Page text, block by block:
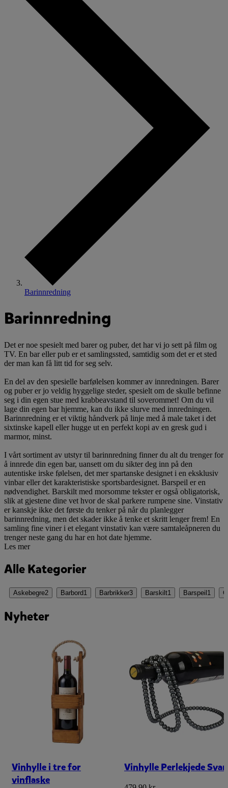
Barinnredning
Barinnredning
Det er noe spesielt med barer og puber, det har vi jo sett på film og
TV. En bar eller pub er et samlingssted, samtidig som det er et sted
der man kan få litt tid for seg selv.
En del av den spesielle barfølelsen kommer av innredningen. Barer
og puber er jo veldig hyggelige steder, spesielt om de skulle befinne
seg i din egen stue med krabbeavstand til soverommet! Om du vil
lage din egen bar hjemme, kan du ikke slurve med innredningen.
Barinnredning er et viktig håndverk på linje med å male taket i det
sixtinske kapell eller hugge ut en perfekt kopi av en gresk gud i
marmor, minst.
I vårt sortiment av utstyr til barinnredning finner du alt du trenger for
å innrede din egen bar, uansett om du sikter deg inn på den
autentiske irske følelsen, det mer spartanske designet i en eksklusiv
vinbar eller det karakteristiske sportsbardesignet. Barspeil er en
nødvendighet. Barskilt med morsomme tekster er også obligatorisk,
slik at gjestene dine vet hvor de skal parkere rumpene sine. Vinstativ
er kanskje ikke det første du tenker på når du planlegger
barinnredning, men det skader ikke å tenke et skritt lenger frem! En
samling fine viner i et elegant vinstativ kan være samtaleåpneren du
trenger neste gang du har en hot date hjemme.
Les mer
Alle Kategorier
Askebegre2 Barbord1 Barbrikker3 Barskilt1 Barspeil 1
Nyheter
Vinhylle i tre for
vinflaske
Vinhylle Perlekjede